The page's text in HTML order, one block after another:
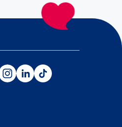
Instagram
LinkedinTiktok